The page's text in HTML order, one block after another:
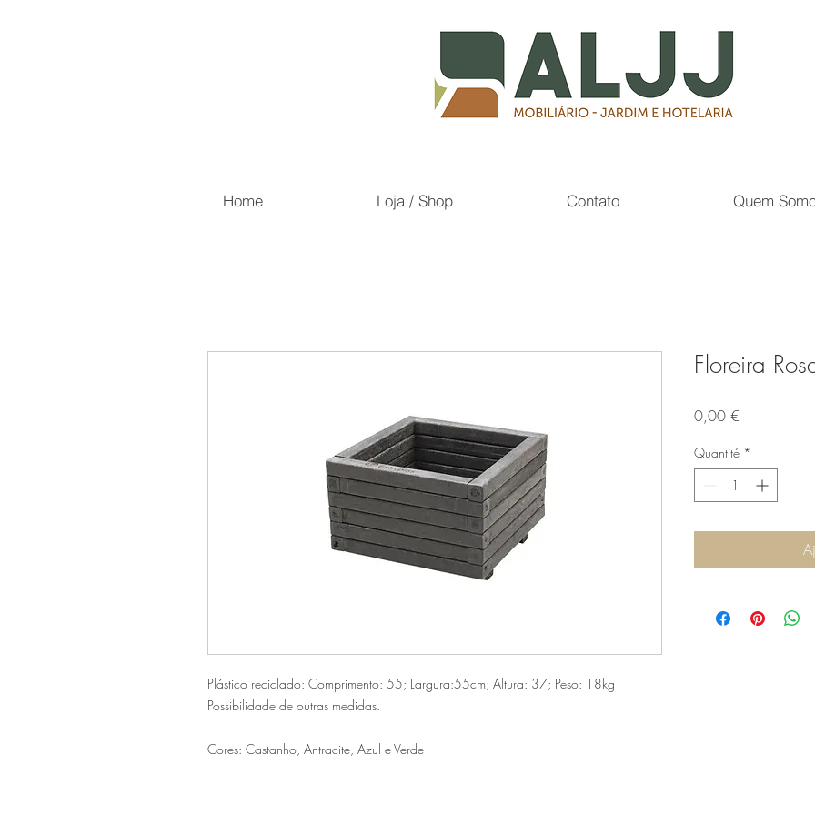
Home Loja / Shop Contato Quem
Plástico reciclado: Comprimento: 55; Largura:55cm; Altura: 37; Peso: 18kg
Possibilidade de outras medidas.
Cores: Castanho, Antracite, Azul e Verde
Floreira
0,00 €Prix
Quantité *